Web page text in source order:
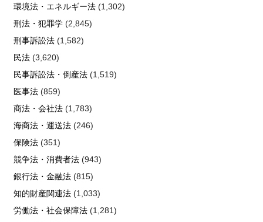
環境法・エネルギー法(1,302)
刑法・犯罪学(2,845)
刑事訴訟法(1,582)
民法(3,620)
民事訴訟法・倒産法(1,519)
医事法(859)
商法・会社法(1,783)
海商法・運送法(246)
保険法(351)
競争法・消費者法(943)
銀行法・金融法(815)
知的財産関連法(1,033)
労働法・社会保障法(1,281)